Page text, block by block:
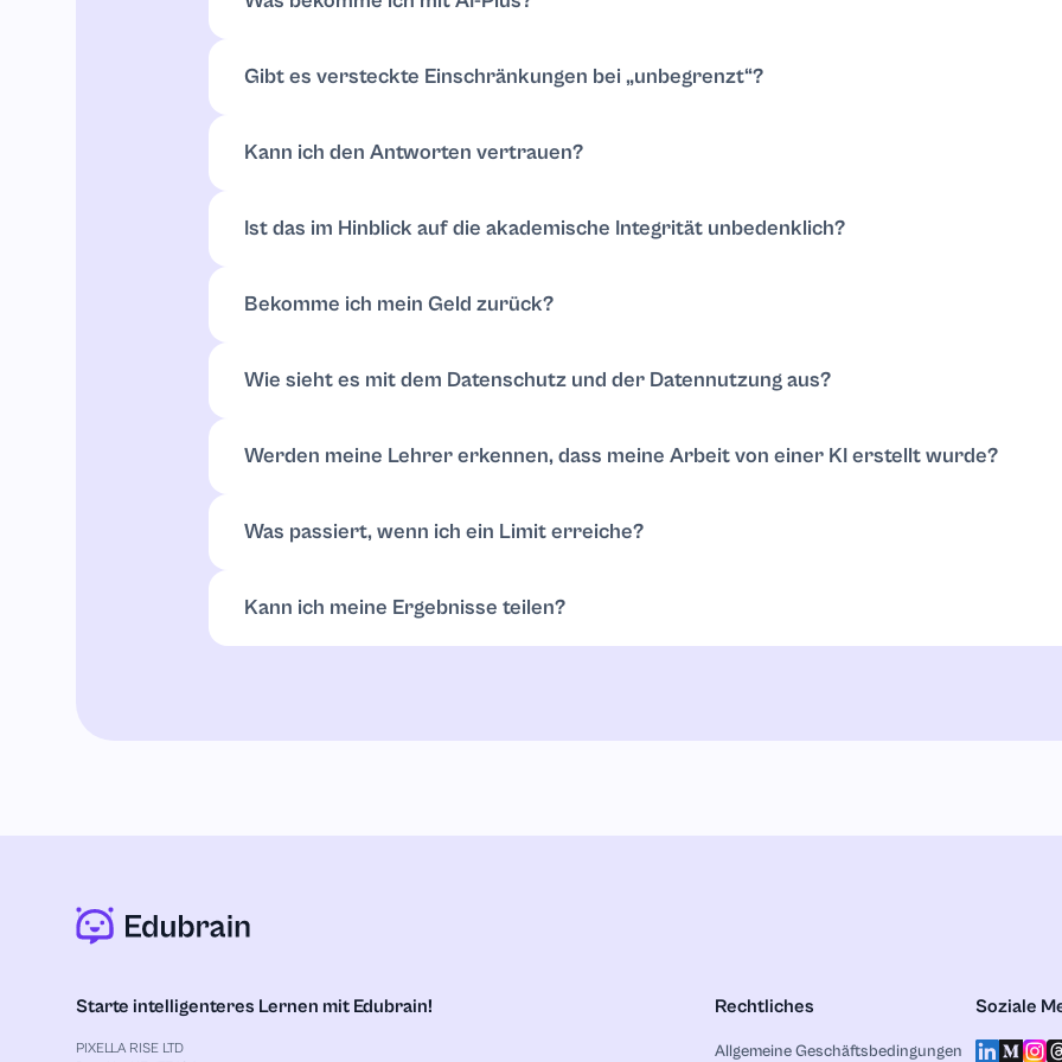
Gibt es versteckte Einschränkungen bei „unbegrenzt“?
Kann ich den Antworten vertrauen?
Ist das im Hinblick auf die akademische Integrität unbedenklich?
Bekomme ich mein Geld zurück?
Wie sieht es mit dem Datenschutz und der Datennutzung aus?
Werden meine Lehrer erkennen, dass meine Arbeit von einer KI erstellt wurde?
Was passiert, wenn ich ein Limit erreiche?
Kann ich meine Ergebnisse teilen?
Starte intelligenteres Lernen mit Edubrain!
PIXELLA RISE LTD
Rechtliches
Allgemeine Geschäftsbedingungen
Soziale